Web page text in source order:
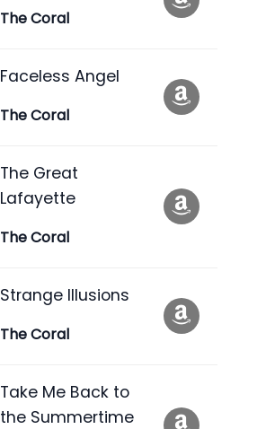
The Coral
Faceless Angel
The Coral
The Great
Lafayette
The Coral
Strange Illusions
The Coral
Take Me Back to
the Summertime